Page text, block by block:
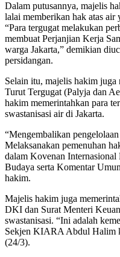
Dalam putusannya, majelis
lalai memberikan hak atas air
“Para tergugat melakukan
membuat Perjanjian Kerja
warga Jakarta,” demikian
persidangan.
Selain itu, majelis hakim
Turut Tergugat (Palyja dan
hakim memerintahkan para
swastanisasi air di Jakarta.
“Mengembalikan
Melaksanakan pemenuhan
dalam Kovenan
Budaya serta Komentar
hakim.
Majelis hakim juga
DKI dan Surat Menteri
swastanisasi. “Ini adalah
Sekjen KIARA Abdul Halim
(24/3).